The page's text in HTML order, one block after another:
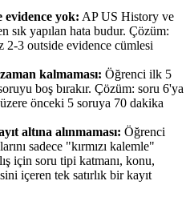
evidence yok: AP US History ve
sık yapılan hata budur. Çözüm:
2-3 outside evidence cümlesi
kalmaması: Öğrenci ilk 5
boş bırakır. Çözüm: soru 6'ya
önceki 5 soruya 70 dakika
altına alınmaması: Öğrenci
sadece "kırmızı kalemle"
için soru tipi katmanı, konu,
içeren tek satırlık bir kayıt